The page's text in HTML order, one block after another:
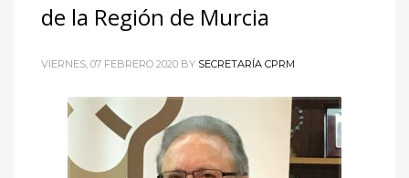
de la Región de Murcia
VIERNES, 07 FEBRERO 2020 BY SECRETARÍA CPRM